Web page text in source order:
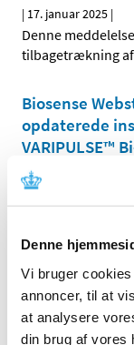
Denne
Vi bruger
annoncer, til at
at analysere
din brug af vores
| 17. januar 2025 |
Denne
tilbagetrækning
Biosense
opdaterede
VARIPULSE™
|21. februar 2025
Denne
HVAD™
instruktion i
|21. januar 2025